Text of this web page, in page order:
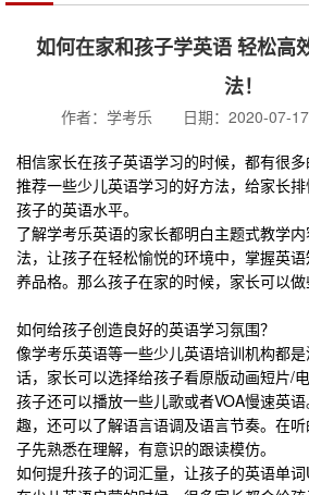
如何在家和孩子学英语 轻松高
法！
作者：学考乐 日期：2020-07-
相信家长在孩子英语学习的时候，都有很
推荐一些少儿英语学习的好方法，给家长
孩子的英语水平。
了解学考乐英语的家长都明白主题式教学
法，让孩子在轻松愉悦的环境中，掌握英
养品格。那么孩子在家的时候，家长可以做
如何给孩子创造良好的英语学习氛围？
像学考乐英语等一些少儿英语培训机构都
话，家长可以选择给孩子看原版动画短片/
孩子还可以播放一些儿歌或者VOA慢速英
趣，还可以了解语言语调及语言节奏。在
子先熟悉在理解，有意识的跟读模仿。
如何提升孩子的词汇量，让孩子的英语单词